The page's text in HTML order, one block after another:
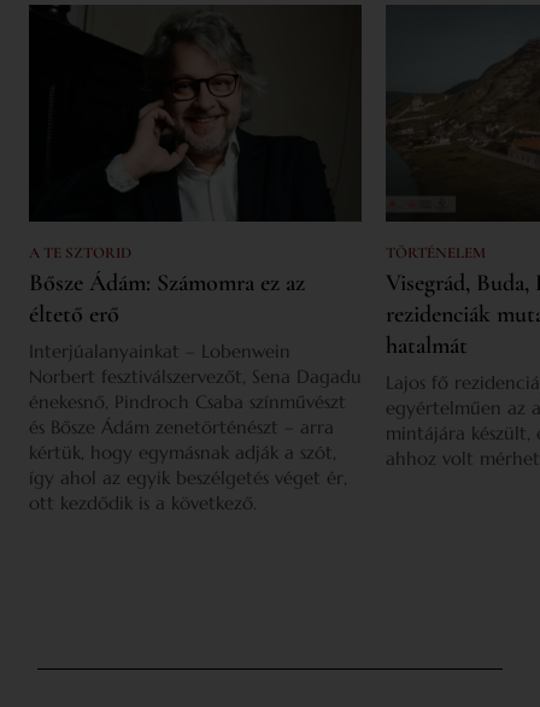
A TE SZTORID
Bősze Ádám: Számomra ez az
éltető erő
Interjúalanyainkat – Lobenwein
Norbert fesztiválszervezőt, Sena Dagadu
énekesnő, Pindroch Csaba színművészt
és Bősze Ádám zenetörténészt – arra
kértük, hogy egymásnak adják a szót,
így ahol az egyik beszélgetés véget ér,
ott kezdődik is a következő.
TÖRTÉNELEM
Visegrád,
rezidenciák
hatalmát
Lajos fő
egyértelműen az
mintájára készült,
ahhoz volt